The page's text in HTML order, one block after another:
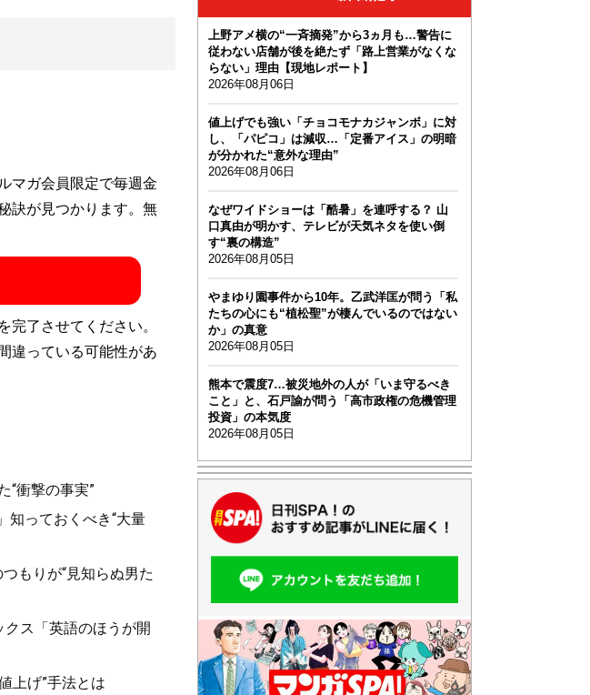
マガ会員限定で毎週金
訣が見つかります。無
了させてください。
違っている可能性があ
“衝撃の事実”
っておくべき“大量
もりが“見知らぬ男た
ス「英語のほうが開
上げ”手法とは
上野アメ横の“一斉摘発”から3ヵ月も…警告に
従わない店舗が後を絶たず「路上営業がなくな
らない」理由【現地レポート】
2026年08月06日
値上げでも強い「チョコモナカジャンボ」に対
し、「パピコ」は減収…「定番アイス」の明暗
が分かれた“意外な理由”
2026年08月06日
なぜワイドショーは「酷暑」を連呼する？ 山
口真由が明かす、テレビが天気ネタを使い倒
す“裏の構造”
2026年08月05日
やまゆり園事件から10年。乙武洋匡が問う「私
たちの心にも“植松聖”が棲んでいるのではない
か」の真意
2026年08月05日
熊本で震度7…被災地外の人が「いま守るべき
こと」と、石戸諭が問う「高市政権の危機管理
投資」の本気度
2026年08月05日